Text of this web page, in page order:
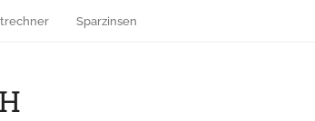
Sparzinsen